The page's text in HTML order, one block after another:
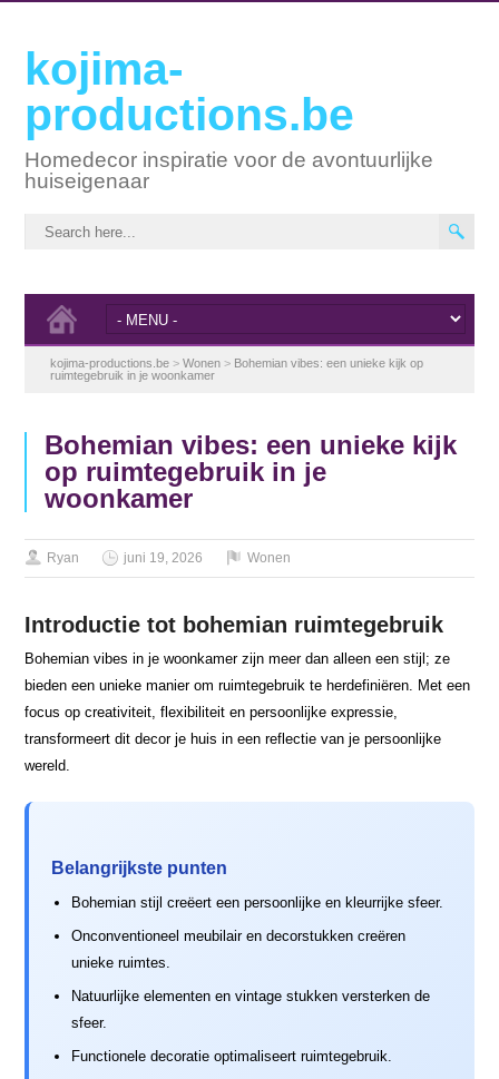
kojima-
productions.be
Homedecor inspiratie voor de avontuurlijke
huiseigenaar
kojima-productions.be >Wonen > Bohemian vibes: een unieke kijk op
ruimtegebruik in je woonkamer
Bohemian vibes: een unieke kijk
op ruimtegebruik in je
woonkamer
Ryan juni 19, 2026 Wonen
Introductie tot bohemian ruimtegebruik
Bohemian vibes in je woonkamer zijn meer dan alleen een stijl; ze
bieden een unieke manier om ruimtegebruik te herdefiniëren. Met een
focus op creativiteit, flexibiliteit en persoonlijke expressie,
transformeert dit decor je huis in een reflectie van je persoonlijke
wereld.
Belangrijkste punten
Bohemian stijl creëert een persoonlijke en kleurrijke sfeer.
Onconventioneel meubilair en decorstukken creëren
unieke ruimtes.
Natuurlijke elementen en vintage stukken versterken de
sfeer.
Functionele decoratie optimaliseert ruimtegebruik.